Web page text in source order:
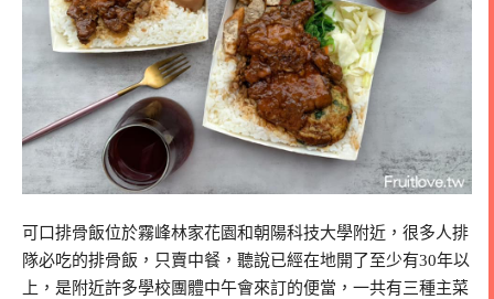
可口排骨飯位於霧峰林家花園和朝陽科技大學附近，很多人排
隊必吃的排骨飯，只賣中餐，聽說已經在地開了至少有30年以
上，是附近許多學校團體中午會來訂的便當，一共有三種主菜